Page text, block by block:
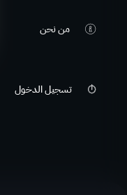
من نحن
تسجيل الدخول